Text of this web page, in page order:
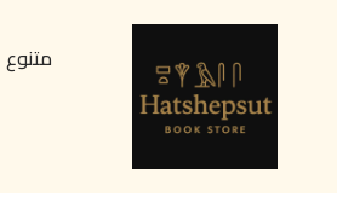
content
متنوع